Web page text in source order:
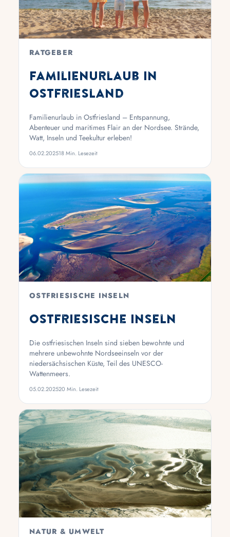
RATGEBER
Familienurlaub in
Ostfriesland
Familienurlaub in Ostfriesland – Entspannung,
Abenteuer und maritimes Flair an der Nordsee. Strände,
Watt, Inseln und Teekultur erleben!
06.02.202518 Min. Lesezeit
OSTFRIESISCHE INSELN
Ostfriesische Inseln
Die ostfriesischen Inseln sind sieben bewohnte und
mehrere unbewohnte Nordseeinseln vor der
niedersächsischen Küste, Teil des UNESCO-
Wattenmeers.
05.02.202520 Min. Lesezeit
NATUR & UMWELT